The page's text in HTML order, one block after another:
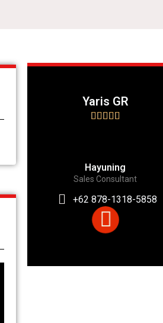
Yaris GR
    
Hayuning
Sales Consultant
+62 878-1318-5858